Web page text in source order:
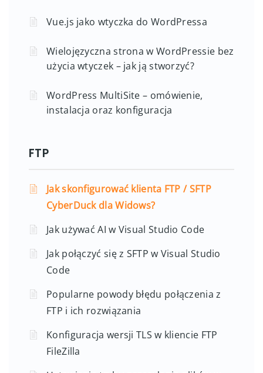
Vue.js jako wtyczka do WordPressa
Wielojęzyczna strona w WordPressie bez
użycia wtyczek – jak ją stworzyć?
WordPress MultiSite – omówienie,
instalacja oraz konfiguracja
FTP
Jak skonfigurować klienta FTP / SFTP
CyberDuck dla Widows?
Jak używać AI w Visual Studio Code
Jak połączyć się z SFTP w Visual Studio
Code
Popularne powody błędu połączenia z
FTP i ich rozwiązania
Konfiguracja wersji TLS w kliencie FTP
FileZilla